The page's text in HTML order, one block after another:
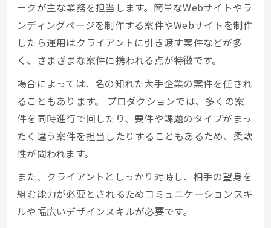
ークが主な業務を担当します。簡単なWebサイトやラ
ンディングページを制作する案件やWebサイトを制作
したら運用はクライアントに引き渡す案件などが多
く、さまざまな案件に携われる点が特徴です。
場合によっては、名の知れた大手企業の案件を任され
ることもあります。 プロダクションでは、多くの案
件を同時進行で回したり、要件や課題のタイプがまっ
たく違う案件を担当したりすることもあるため、柔軟
性が問われます。
また、クライアントとしっかり対峙し、相手の望身を
組む能力が必要とされるためコミュニケーションスキ
ルや幅広いデザインスキルが必要です。